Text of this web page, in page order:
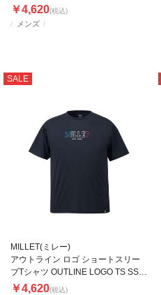
メンズ
￥4,620(税込)
SALE
MILLET(ミレー)
アウトライン ロゴ ショートスリー
ブTシャツ OUTLINE LOGO TS SS
M
￥4,620(税込)